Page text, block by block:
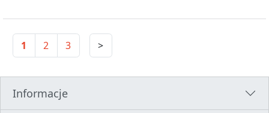
1 2 3 >
Informacje